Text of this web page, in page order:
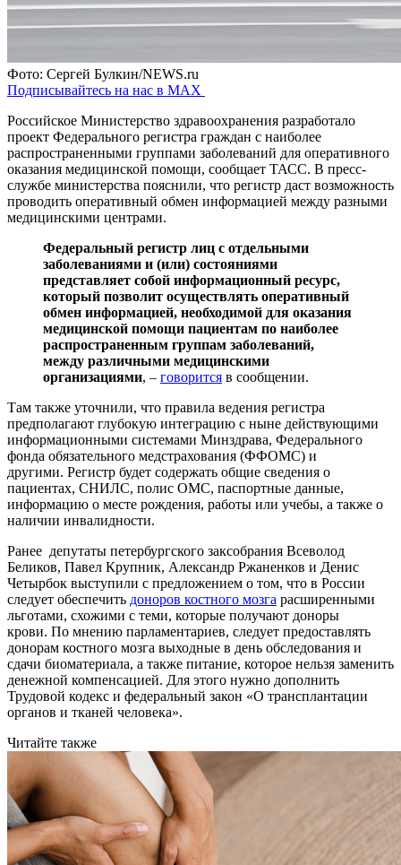
Фото: Сергей Булкин/NEWS.ru
Подписывайтесь на нас в MAX
Российское Министерство здравоохранения разработало
проект Федерального регистра граждан с наиболее
распространенными группами заболеваний для оперативного
оказания медицинской помощи, сообщает ТАСС. В пресс-
службе министерства пояснили, что регистр даст возможность
проводить оперативный обмен информацией между разными
медицинскими центрами.
Федеральный регистр лиц с отдельными
заболеваниями и (или) состояниями
представляет собой информационный ресурс,
который позволит осуществлять оперативный
обмен информацией, необходимой для оказания
медицинской помощи пациентам по наиболее
распространенным группам заболеваний,
между различными медицинскими
организациями, – говорится в сообщении.
Там также уточнили, что правила ведения регистра
предполагают глубокую интеграцию с ныне действующими
информационными системами Минздрава, Федерального
фонда обязательного медстрахования (ФФОМС) и
другими. Регистр будет содержать общие сведения о
пациентах, СНИЛС, полис ОМС, паспортные данные,
информацию о месте рождения, работы или учебы, а также о
наличии инвалидности.
Ранее депутаты петербургского заксобрания Всеволод
Беликов, Павел Крупник, Александр Ржаненков и Денис
Четырбок выступили с предложением о том, что в России
следует обеспечить доноров костного мозга расширенными
льготами, схожими с теми, которые получают доноры
крови. По мнению парламентариев, следует предоставлять
донорам костного мозга выходные в день обследования и
сдачи биоматериала, а также питание, которое нельзя заменить
денежной компенсацией. Для этого нужно дополнить
Трудовой кодекс и федеральный закон «О трансплантации
органов и тканей человека».
Читайте также